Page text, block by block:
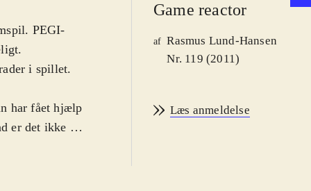
PEGI-
i spillet.
har fået hjælp
er det ikke et
Game reactor
af Rasmus Lund-Hansen
Nr. 119 (2011)
Læs anmeldelse